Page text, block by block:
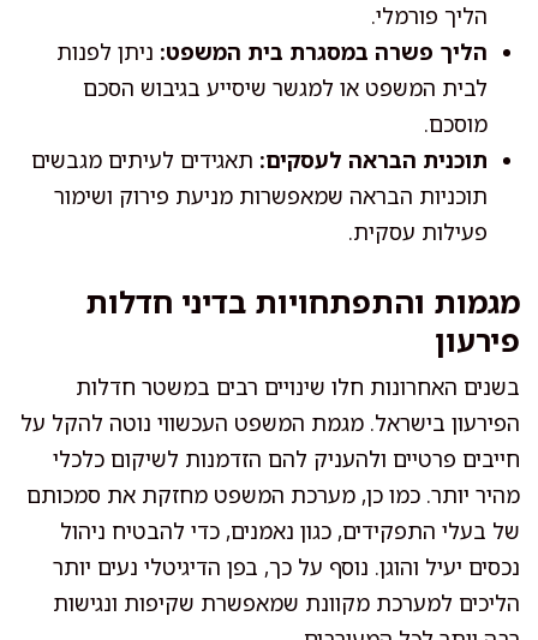
הליך פורמלי.
הליך פשרה במסגרת בית המשפט: ניתן לפנות
לבית המשפט או למגשר שיסייע בגיבוש הסכם
מוסכם.
תוכנית הבראה לעסקים: תאגידים לעיתים מגבשים
תוכניות הבראה שמאפשרות מניעת פירוק ושימור
פעילות עסקית.
מגמות והתפתחויות בדיני חדלות
פירעון
בשנים האחרונות חלו שינויים רבים במשטר חדלות
הפירעון בישראל. מגמת המשפט העכשווי נוטה להקל על
חייבים פרטיים ולהעניק להם הזדמנות לשיקום כלכלי
מהיר יותר. כמו כן, מערכת המשפט מחזקת את סמכותם
של בעלי התפקידים, כגון נאמנים, כדי להבטיח ניהול
נכסים יעיל והוגן. נוסף על כך, בפן הדיגיטלי נעים יותר
הליכים למערכת מקוונת שמאפשרת שקיפות ונגישות